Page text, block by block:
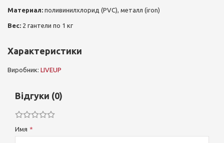
Материал: поливинилхлорид (PVC), металл (iron)
Вес: 2 гантели по 1 кг
Характеристики
Виробник: LIVEUP
Відгуки (0)
Имя